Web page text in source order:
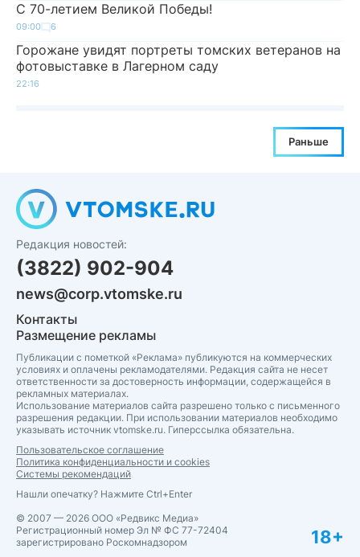
С 70-летием Великой Победы!
09:00 6
Горожане увидят портреты томских ветеранов на
фотовыставке в Лагерном саду
22:16
Раньше
Редакция новостей:
(3822) 902-904
news@corp.vtomske.ru
Контакты
Размещение рекламы
Публикации с пометкой «Реклама» публикуются на коммерческих
условиях и оплачены рекламодателями. Редакция сайта не несет
ответственности за достоверность информации, содержащейся в
рекламных материалах.
Использование материалов сайта разрешено только с письменного
разрешения редакции. При использовании материалов необходимо
указывать источник vtomske.ru. Гиперссылка обязательна.
Пользовательское соглашение
Политика конфиденциальности и cookies
Системы рекомендаций
Нашли опечатку? Нажмите Ctrl+Enter
© 2007 — 2026 ООО «Редвикс Медиа»
Регистрационный номер Эл № ФС 77-72404
зарегистрировано Роскомнадзором
18+